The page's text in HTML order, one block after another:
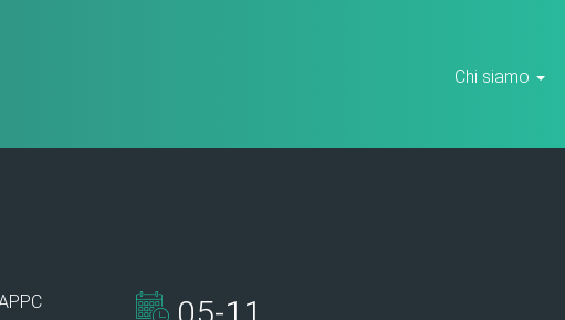
Chi siamo